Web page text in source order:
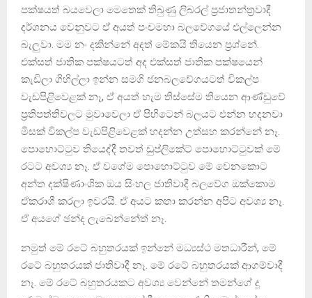
පක්ෂයත් බයවෙලා මෙතෙක් තිබුණු ලිබරල් ප්‍රජාතන්ත්‍රවාදී
දර්ශනය වෙනුවට ඒ අයත් පංචමහා බලවේගයේ එල්ලෙන්න
බැලුවා. මම නං දකින්නේ අදත් මේකයි තියෙන ප්‍රශ්නේ.
එක්සත් ජාතික පක්ෂයටත් අද එක්සත් ජාතික පක්ෂයෙන්
කැඩිලා ගිහිල්ලා ඉන්න සමගි ජනබලවේගයටත් විකල්ප
වැඩපිළිවෙළක් නෑ, ඒ අයත් හැම තිස්සේම තියෙන ආණ්ඩුවේ
ප්‍රතිපත්තිවලට මුවාවෙලා ඒ පිහිටෙන් බලයට එන්න හදනවා
මිසක් විකල්ප වැඩපිළිවෙළක් හදන්න උත්සහ කරන්නේ නෑ.
පොහොට්ටුව තියෙද්දී තවත් ඩුප්ලිකේට් පොහොට්ටුවක් මේ
රටට අවශ්‍ය නෑ. ඒ වගේම පොහොට්ටුව මේ වෙනකොට
අන්ත දක්ෂිණාංශික ඔය සිංහල ජාතිවාදී බලවේග ඔක්කොම
ඒකරාශී කරලා ඉවරයි. ඒ අයට කතා කරන්න අපිට අවශ්‍ය නෑ.
ඒ අයගේ ඡන්ද ලැබෙන්නේත් නෑ.
නමුත් මේ රටේ බහුතරයක් ඉන්නේ මධ්‍යස්ථ මතධාරීන්, මේ
රටේ බහුතරයක් ජාතිවාදී නෑ. මේ රටේ බහුතරයක් ආගම්වාදී
නෑ. මේ රටේ බහුතරයකට අවශ්‍ය වෙන්නේ තමන්ගේ දූ